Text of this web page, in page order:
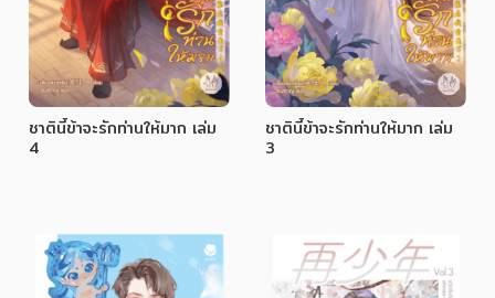
ชาตินี้ข้าจะรักท่านให้มาก เล่ม
4
ชาตินี้ข้าจะรักท่านให้มาก เล่ม
3